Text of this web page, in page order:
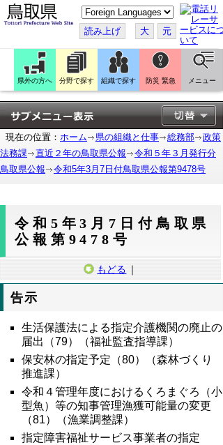
こ
の
ペ
ー
ジ
翻
訳
す
る
読み上げ 大 元
県外の方へ 分野で探す 組織で探す 防災 緊急 メニュー
現在の位置： ホーム 県の組織と仕事 総務部
政策
法務課
直近２年の鳥取県公報
令和５年３月発行分
鳥取県公報
令和5年3月7日付鳥取県公報第9478号
令和5年3月7日付鳥取県
公報第9478号
もどる ｜
告示
生活保護法による指定介護機関の廃止の
届出（79）（福祉監査指導課）
保安林の指定予定（80）（森林づくり
推進課）
令和４管理年度におけるくろまぐろ（小
型魚）等の知事管理漁獲可能量の変更
（81）（漁業調整課）
指定障害福祉サービス事業者の指定